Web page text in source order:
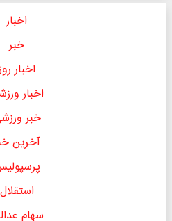
اخبار
خبر
اخبار
اخبار
خبر
آخرین
استقلال
سهام